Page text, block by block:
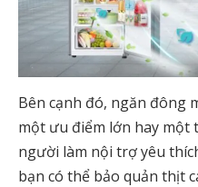
Bên cạnh đó, ngăn đông
một ưu điểm lớn hay
người làm nội trợ yêu
bạn có thể bảo quản thịt